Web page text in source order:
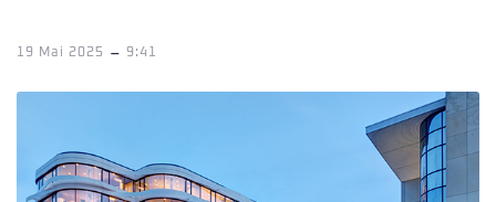
19 Mai 2025 - 9:41